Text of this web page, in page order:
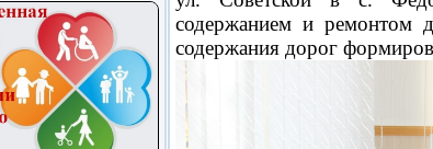
содержанием и ремонтом
содержания дорог